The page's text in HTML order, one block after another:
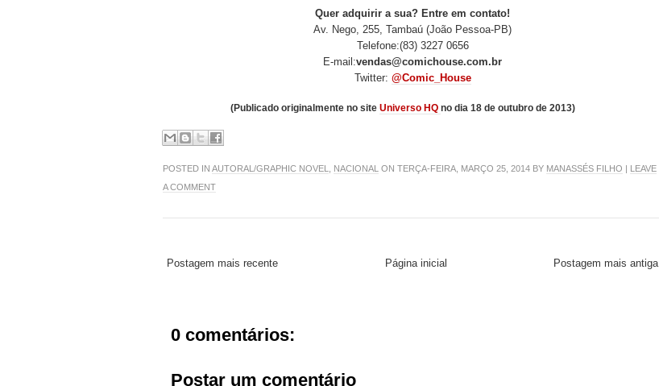
Quer adquirir a sua? Entre em contato!
Av. Nego, 255, Tambaú (João Pessoa-PB)
Telefone:(83) 3227 0656
E-mail:vendas@comichouse.com.br
Twitter: @Comic_House
(Publicado originalmente no site Universo HQ no dia 18 de outubro de 2013)
POSTED IN AUTORAL/GRAPHIC NOVEL NACIONAL ON TERÇA-FEIRA, MARÇO 25, 2014 BY MANASSÉS FILHO | LEAVE
A COMMENT
Postagem mais recente Postagem mais antiga
Página inicial
0 comentários:
Postar um comentário